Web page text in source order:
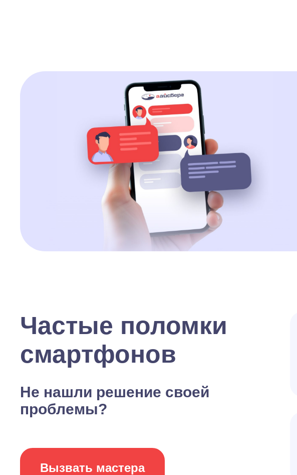
Частые поломки
смартфонов
Не нашли решение своей
проблемы?
Вызвать мастера